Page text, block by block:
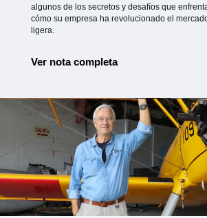
algunos de los secretos y desafíos que
cómo su empresa ha revolucionado el
ligera.
Ver nota completa